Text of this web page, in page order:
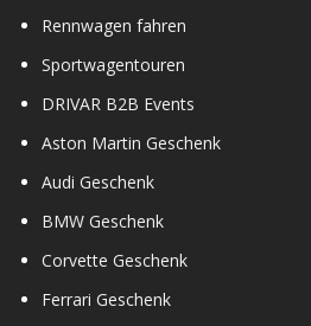
Rennwagen fahren
Sportwagentouren
DRIVAR B2B Events
Aston Martin Geschenk
Audi Geschenk
BMW Geschenk
Corvette Geschenk
Ferrari Geschenk